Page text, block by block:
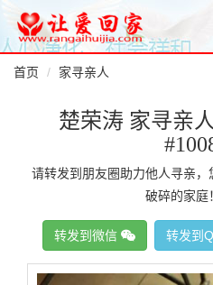
首页 家寻亲人
楚荣涛 家寻亲
请转发到朋友圈助力他人寻亲
破碎的家庭
转发到微信 转发到